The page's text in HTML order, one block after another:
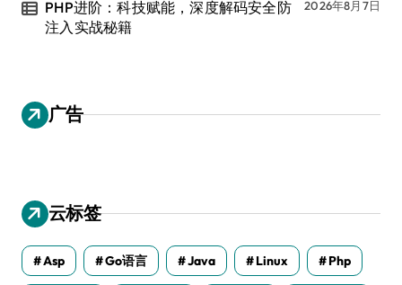
PHP进阶：科技赋能，深度解码安全防
注入实战秘籍
2026年8月7日
广告
云标签
Asp Go语言 Java Linux Php